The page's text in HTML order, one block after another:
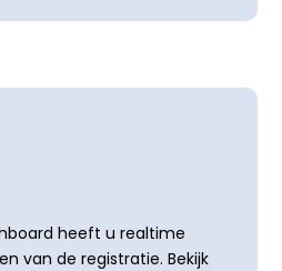
heeft u realtime
van de registratie. Bekijk